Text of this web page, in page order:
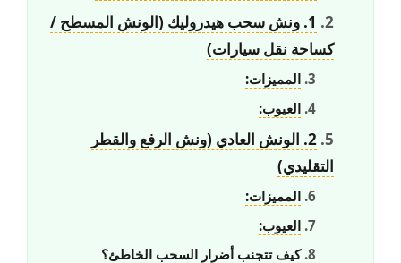
1. ونش سحب هيدروليك (الونش المسطح /
كساحة نقل سيارات)
المميزات:
العيوب:
2. الونش العادي (ونش الرفع والقطر
التقليدي)
المميزات:
العيوب:
كيف تتجنب أضرار السحب الخاطئ؟